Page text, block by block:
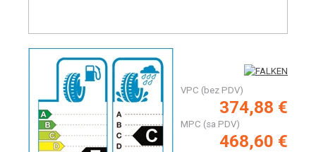
VPC (bez PDV)
374,88 €
MPC (sa PDV)
468,60 €